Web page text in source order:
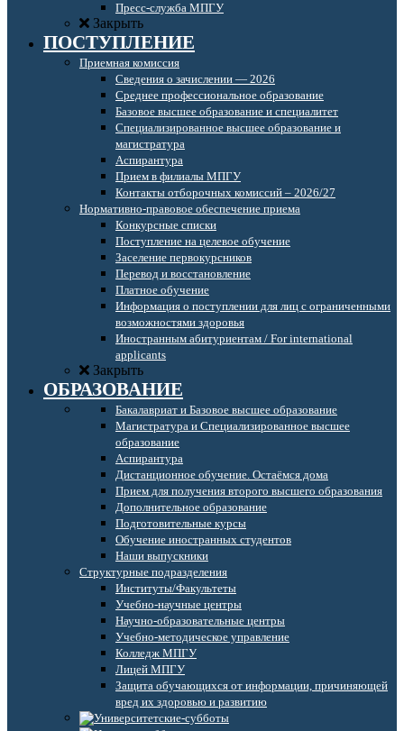
Пресс-служба МПГУ
Закрыть
ПОСТУПЛЕНИЕ
Приемная комиссия
Сведения о зачислении — 2026
Среднее профессиональное образование
Базовое высшее образование и специалитет
Специализированное высшее образование и
магистратура
Аспирантура
Прием в филиалы МПГУ
Контакты отборочных комиссий – 2026/27
Нормативно-правовое обеспечение приема
Конкурсные списки
Поступление на целевое обучение
Заселение первокурсников
Перевод и восстановление
Платное обучение
Информация о поступлении для лиц с ограниченными
возможностями здоровья
Иностранным абитуриентам / For international
applicants
Закрыть
ОБРАЗОВАНИЕ
Бакалавриат и Базовое высшее образование
Магистратура и Специализированное высшее
образование
Аспирантура
Дистанционное обучение. Остаёмся дома
Прием для получения второго высшего образования
Дополнительное образование
Подготовительные курсы
Обучение иностранных студентов
Наши выпускники
Структурные подразделения
Институты/Факультеты
Учебно-научные центры
Научно-образовательные центры
Учебно-методическое управление
Колледж МПГУ
Лицей МПГУ
Защита обучающихся от информации, причиняющей
вред их здоровью и развитию